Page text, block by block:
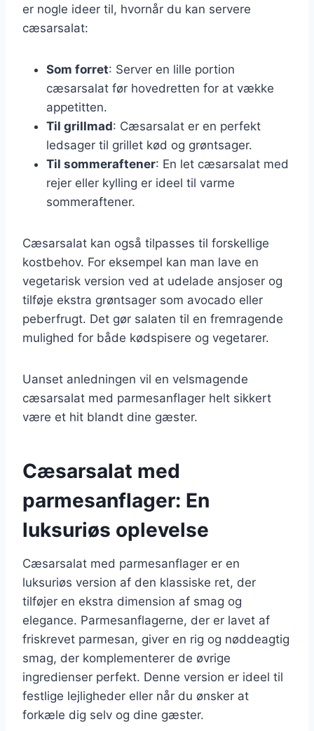
er nogle ideer til, hvornår du kan servere
cæsarsalat:
Som forret: Server en lille portion
cæsarsalat før hovedretten for at vække
appetitten.
Til grillmad: Cæsarsalat er en perfekt
ledsager til grillet kød og grøntsager.
Til sommeraftener: En let cæsarsalat med
rejer eller kylling er ideel til varme
sommeraftener.
Cæsarsalat kan også tilpasses til forskellige
kostbehov. For eksempel kan man lave en
vegetarisk version ved at udelade ansjoser og
tilføje ekstra grøntsager som avocado eller
peberfrugt. Det gør salaten til en fremragende
mulighed for både kødspisere og vegetarer.
Uanset anledningen vil en velsmagende
cæsarsalat med parmesanflager helt sikkert
være et hit blandt dine gæster.
Cæsarsalat med
parmesanflager: En
luksuriøs oplevelse
Cæsarsalat med parmesanflager er en
luksuriøs version af den klassiske ret, der
tilføjer en ekstra dimension af smag og
elegance. Parmesanflagerne, der er lavet af
friskrevet parmesan, giver en rig og nøddeagtig
smag, der komplementerer de øvrige
ingredienser perfekt. Denne version er ideel til
festlige lejligheder eller når du ønsker at
forkæle dig selv og dine gæster.